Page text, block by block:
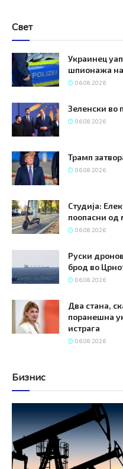
Свет
Украинец
шпионажа
06.08.2026
Зеленски во
06.08.2026
Трамп
06.08.2026
Студија:
поопасни од
06.08.2026
Руски
брод во
06.08.2026
Два стана,
поранешна
истрага
06.08.2026
Бизнис